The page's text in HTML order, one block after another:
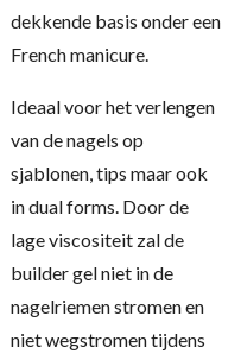
dekkende basis onder een
French manicure.
Ideaal voor het verlengen
van de nagels op
sjablonen, tips maar ook
in dual forms. Door de
lage viscositeit zal de
builder gel niet in de
nagelriemen stromen en
niet wegstromen tijdens